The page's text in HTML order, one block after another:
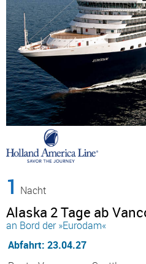
1 Nacht
Alaska 2 Tage ab
an Bord der »Eurodam«
Abfahrt: 23.04.27